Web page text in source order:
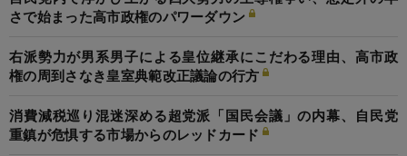
さで始まった高市政権のパワーダウン
右派勢力が男系男子による皇位継承にこだわる理由、高市政
権の周到さなき皇室典範改正議論の行方
消費減税巡り混迷深める超党派「国民会議」の内幕、自民党
重鎮が危惧する市場からのレッドカード